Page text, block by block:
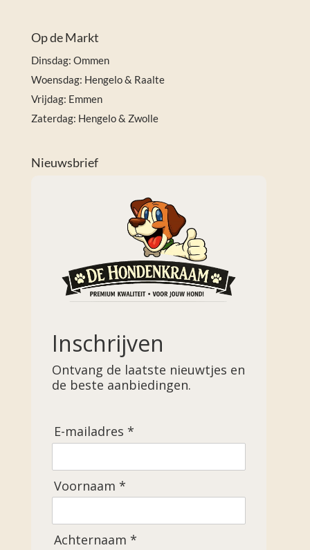
Op de Markt
Dinsdag: Ommen
Woensdag: Hengelo & Raalte
Vrijdag: Emmen
Zaterdag: Hengelo & Zwolle
Nieuwsbrief
Inschrijven
Ontvang de laatste nieuwtjes en
de beste aanbiedingen.
E-mailadres *
Voornaam *
Achternaam *